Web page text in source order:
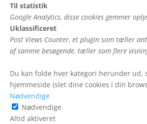
Til statistik
Google Analytics, disse cookies gemmer
Uklassificeret
Post Views Counter, et plugin som tæller
af samme besøgende, tæller som flere
Du kan folde hver kategori herunder
hjemmeside (slet dine cookies i din
Nødvendige
Nødvendige
Altid aktiveret